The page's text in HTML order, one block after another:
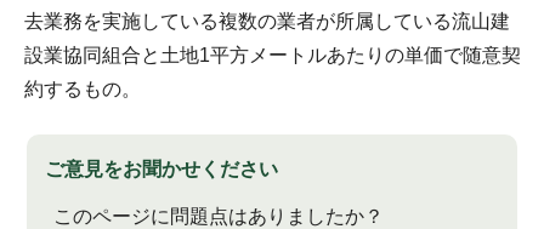
去業務を実施している複数の業者が所属している流山建
設業協同組合と土地1平方メートルあたりの単価で随意契
約するもの。
ご意見をお聞かせください
このページに問題点はありましたか？